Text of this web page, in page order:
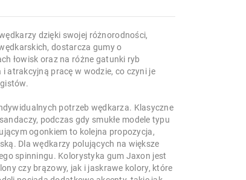
dzięki swojej różnorodności,
dostarcza gumy o
łowisk oraz na różne gatunki ryb
atrakcyjną pracę w wodzie, co czyni je
potrzeb wędkarza. Klasyczne
podczas gdy smukłe modele typu
ogonkiem to kolejna propozycja,
Dla wędkarzy polujących na większe
spinningu. Kolorystyka gum Jaxon jest
czy brązowy, jak i jaskrawe kolory, które